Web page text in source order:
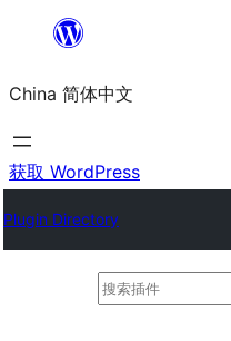
内
容
China 简体中文
获取 WordPress
Plugin Directory
搜